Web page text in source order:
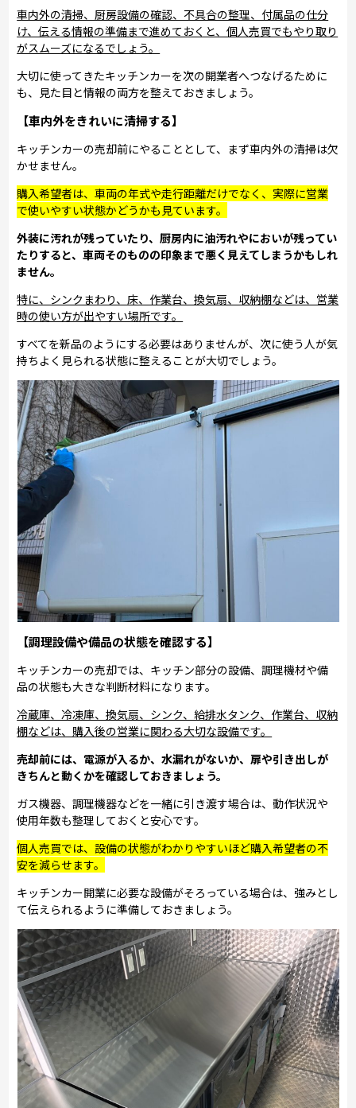
車内外の清掃、厨房設備の確認、不具合の整理、付属品の仕分
け、伝える情報の準備まで進めておくと、個人売買でもやり取り
がスムーズになるでしょう。
大切に使ってきたキッチンカーを次の開業者へつなげるために
も、見た目と情報の両方を整えておきましょう。
【車内外をきれいに清掃する】
キッチンカーの売却前にやることとして、まず車内外の清掃は欠
かせません。
購入希望者は、車両の年式や走行距離だけでなく、実際に営業
で使いやすい状態かどうかも見ています。
外装に汚れが残っていたり、厨房内に油汚れやにおいが残ってい
たりすると、車両そのものの印象まで悪く見えてしまうかもしれ
ません。
特に、シンクまわり、床、作業台、換気扇、収納棚などは、営業
時の使い方が出やすい場所です。
すべてを新品のようにする必要はありませんが、次に使う人が気
持ちよく見られる状態に整えることが大切でしょう。
【調理設備や備品の状態を確認する】
キッチンカーの売却では、キッチン部分の設備、調理機材や備
品の状態も大きな判断材料になります。
冷蔵庫、冷凍庫、換気扇、シンク、給排水タンク、作業台、収納
棚などは、購入後の営業に関わる大切な設備です。
売却前には、電源が入るか、水漏れがないか、扉や引き出しが
きちんと動くかを確認しておきましょう。
ガス機器、調理機器などを一緒に引き渡す場合は、動作状況や
使用年数も整理しておくと安心です。
個人売買では、設備の状態がわかりやすいほど購入希望者の不
安を減らせます。
キッチンカー開業に必要な設備がそろっている場合は、強みとし
て伝えられるように準備しておきましょう。